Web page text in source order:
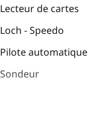
Lecteur de cartes
Loch - Speedo
Pilote automatique
Sondeur